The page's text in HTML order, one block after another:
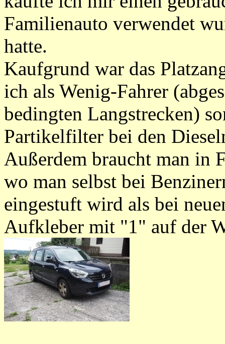
Familienauto verwendet
hatte.
Kaufgrund war das
ich als Wenig-Fahrer
bedingten Langstrecken)
Partikelfilter bei den
Außerdem braucht man in
wo man selbst bei
eingestuft wird als bei
Aufkleber mit "1" auf der